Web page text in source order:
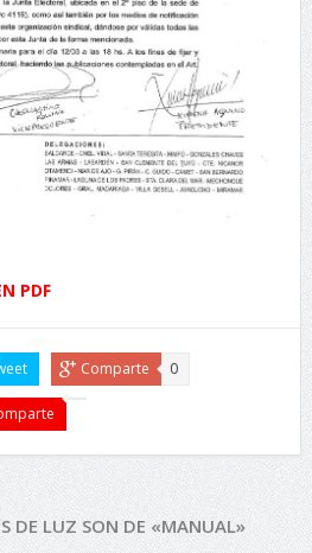
PDF
Comparte 0
DE LUZ SON DE «MANUAL»